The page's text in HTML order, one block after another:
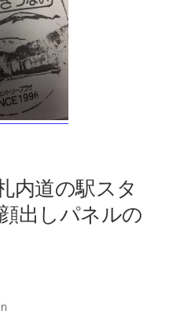
内道の駅スタ
出しパネルの